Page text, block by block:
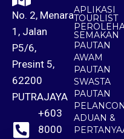
No. 2, Menara
1, Jalan
P5/6,
Presint 5,
62200
PUTRAJAYA
+603
8000
APLIKASI
TOURLIST
SEMAKAN
PAUTAN
AWAM
PAUTAN
SWASTA
PAUTAN
ADUAN &